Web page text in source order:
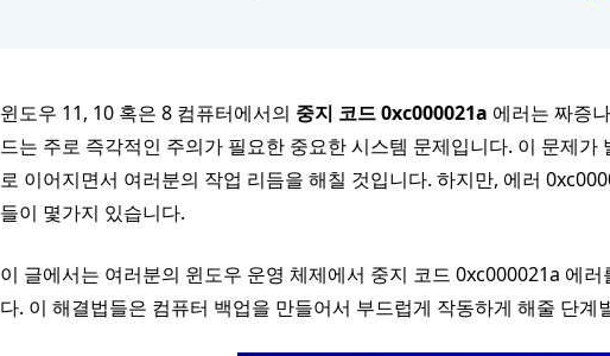
윈도우 11, 10 혹은 8 컴퓨터에서의 중지 코드 0xc000021a 에러는 짜증
드는 주로 즉각적인 주의가 필요한 중요한 시스템 문제입니다. 이 문제
로 이어지면서 여러분의 작업 리듬을 해칠 것입니다. 하지만, 에러
들이 몇가지 있습니다.
이 글에서는 여러분의 윈도우 운영 체제에서 중지 코드 0xc000021a 에
다. 이 해결법들은 컴퓨터 백업을 만들어서 부드럽게 작동하게 해줄 단